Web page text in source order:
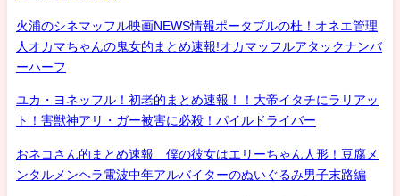
火浦のシネマッフル映画NEWS情報ポータブルの杜！オネエ管理
人オカマちゃんの鬼女的まとめ速報!オカマッフルアタックナンバ
ーハーフ
ユカ・ヨネッフル！初老的まとめ速報！！大帝イタチにラリアッ
ト！害獣神アリ・ガー被害に必殺！パイルドライバー
おネコさん的まとめ速報 僕の彼女はエリーちゃん人形！豆腐メ
ンタルメンヘラ電波中年アルバイターのぬいぐるみ男子末路編